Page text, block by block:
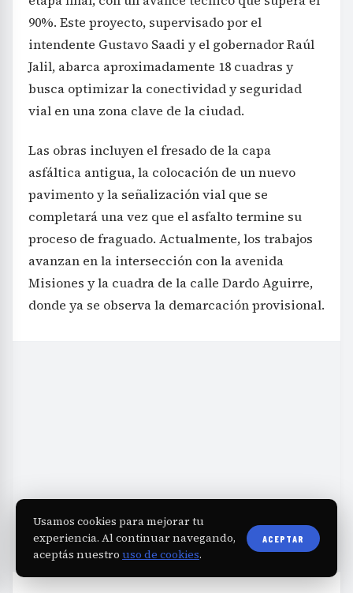
90%. Este proyecto, supervisado por el
intendente Gustavo Saadi y el gobernador Raúl
Jalil, abarca aproximadamente 18 cuadras y
busca optimizar la conectividad y seguridad
vial en una zona clave de la ciudad.
Las obras incluyen el fresado de la capa
asfáltica antigua, la colocación de un nuevo
pavimento y la señalización vial que se
completará una vez que el asfalto termine su
proceso de fraguado. Actualmente, los trabajos
avanzan en la intersección con la avenida
Misiones y la cuadra de la calle Dardo Aguirre,
donde ya se observa la demarcación provisional.
Usamos cookies para mejorar tu
experiencia. Al continuar navegando,
aceptás nuestro uso de cookies.
ACEPTAR